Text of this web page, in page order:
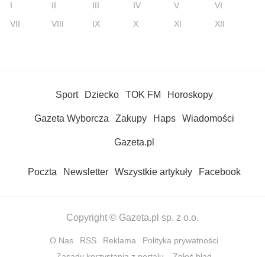
I II III IV V
VI
VII
VIII IX X XI XII
Sport Dziecko TOK FM Horoskopy
Gazeta Wyborcza Zakupy Haps Wiadomości
Gazeta.pl
Poczta Newsletter Wszystkie artykuły Facebook
Copyright © Gazeta.pl sp. z o.o.
O Nas RSS Reklama
Polityka prywatności